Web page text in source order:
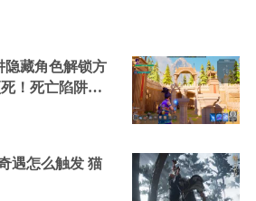
隐藏角色解锁方
！死亡陷阱中
遇怎么触发 猫